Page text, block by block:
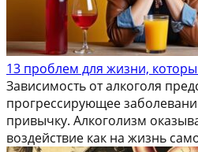
13 проблем для жизни,
Зависимость от алкоголя
прогрессирующее
привычку. Алкоголизм
воздействие как на жизнь